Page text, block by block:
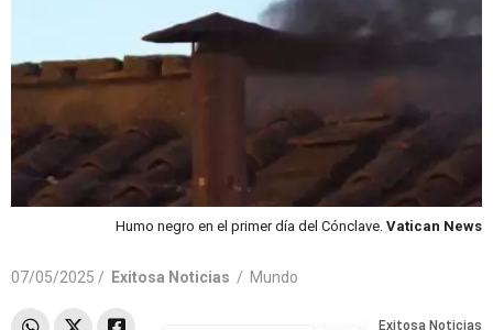
Humo negro en el primer día del Cónclave. Vatican News
07/05/2025 / Exitosa Noticias / Mundo